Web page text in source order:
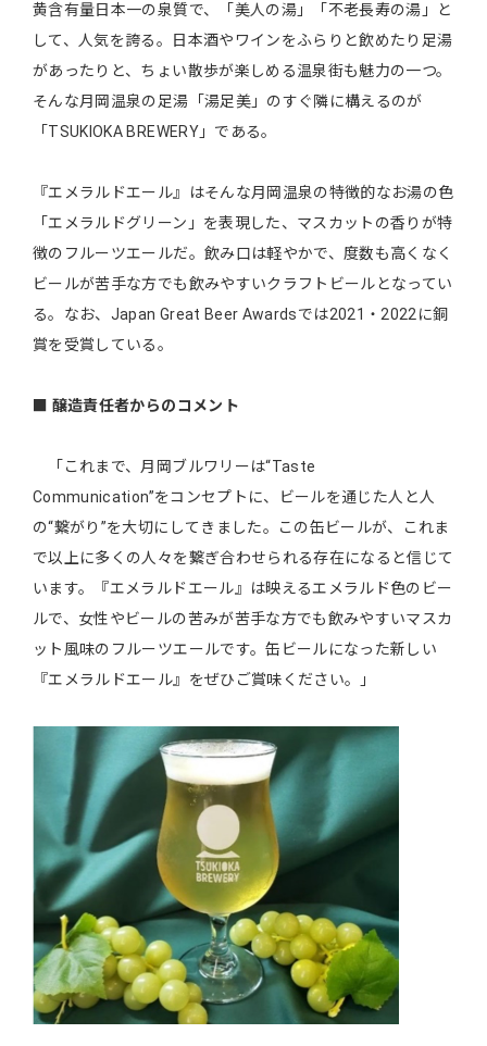
黄含有量日本一の泉質で、「美人の湯」「不老長寿の湯」と
して、人気を誇る。日本酒やワインをふらりと飲めたり足湯
があったりと、ちょい散歩が楽しめる温泉街も魅力の一つ。
そんな月岡温泉の足湯「湯足美」のすぐ隣に構えるのが
「TSUKIOKA BREWERY」である。
『エメラルドエール』はそんな月岡温泉の特徴的なお湯の色
「エメラルドグリーン」を表現した、マスカットの香りが特
徴のフルーツエールだ。飲み口は軽やかで、度数も高くなく
ビールが苦手な方でも飲みやすいクラフトビールとなってい
る。なお、Japan Great Beer Awardsでは2021・2022に銅
賞を受賞している。
醸造責任者からのコメント
「これまで、月岡ブルワリーは“Taste
Communication”をコンセプトに、ビールを通じた人と人
の“繋がり”を大切にしてきました。この缶ビールが、これま
で以上に多くの人々を繋ぎ合わせられる存在になると信じて
います。『エメラルドエール』は映えるエメラルド色のビー
ルで、女性やビールの苦みが苦手な方でも飲みやすいマスカ
ット風味のフルーツエールです。缶ビールになった新しい
『エメラルドエール』をぜひご賞味ください。」